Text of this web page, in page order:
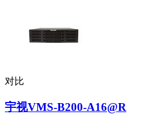
对比
宇视VMS-B200-A16@R